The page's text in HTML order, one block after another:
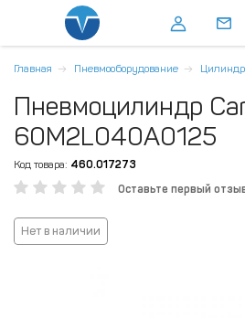
Главная Пневмооборудование
Пневмоцилиндр
60M2L040A0125
Код товара: 460.017273
Оставьте первый
Нет в наличии